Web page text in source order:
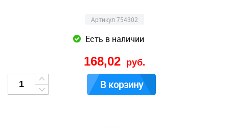
Артикул 754302
Есть в наличии
168,02 руб.
В корзину